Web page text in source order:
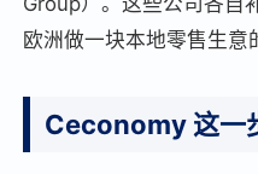
欧洲做一块本地零售生意
Ceconomy 这一